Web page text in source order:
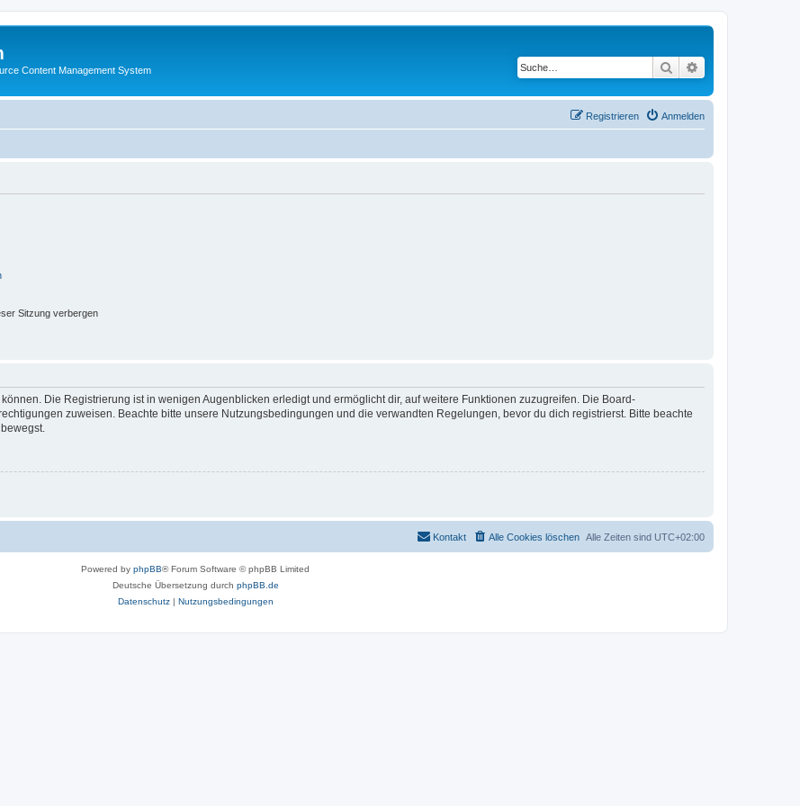
Content Management System Suche
Anmelden
Registrieren
Sitzung verbergen
Die Registrierung ist in wenigen Augenblicken erledigt und ermöglicht dir, auf weitere Funktionen zuzugreifen. Die Board-
zuweisen. Beachte bitte unsere Nutzungsbedingungen und die verwandten Regelungen, bevor du dich registrierst. Bitte beachte
Alle Zeiten sind UTC+02:00
Alle Cookies löschen
Kontakt
Powered by phpBB® Forum Software © phpBB Limited
Deutsche Übersetzung durch phpBB.de
Datenschutz| Nutzungsbedingungen